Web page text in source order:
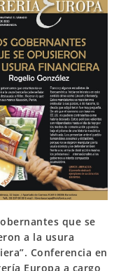
que se
a la usura
Conferencia en
Europa a cargo